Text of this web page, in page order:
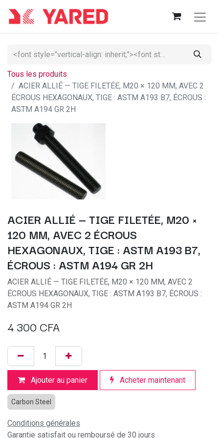
Tous les produits
ACIER ALLIÉ — TIGE FILETÉE, M20 × 120 MM, AVEC 2
ÉCROUS HEXAGONAUX, TIGE : ASTM A193 B7, ÉCROUS :
ASTM A194 GR 2H
ACIER ALLIÉ — TIGE FILETÉE, M20 ×
120 MM, AVEC 2 ÉCROUS
HEXAGONAUX, TIGE : ASTM A193 B7,
ÉCROUS : ASTM A194 GR 2H
ACIER ALLIÉ — TIGE FILETÉE, M20 × 120 MM, AVEC 2
ÉCROUS HEXAGONAUX, TIGE : ASTM A193 B7, ÉCROUS :
ASTM A194 GR 2H
4 300 CFA
Ajouter au panier Acheter maintenant
Carbon Steel
Conditions générales
Garantie satisfait ou remboursé de 30 jours